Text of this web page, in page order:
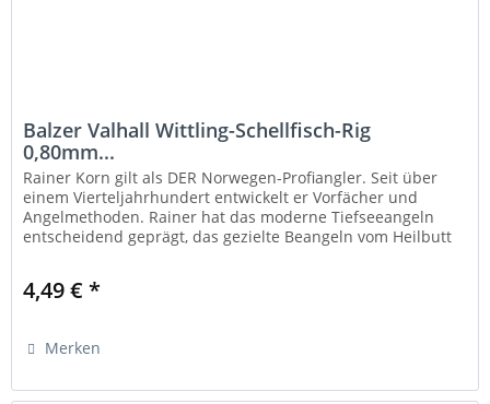
Balzer Valhall Wittling-Schellfisch-Rig
0,80mm...
Rainer Korn gilt als DER Norwegen-Profiangler. Seit über
einem Vierteljahrhundert entwickelt er Vorfächer und
Angelmethoden. Rainer hat das moderne Tiefseeangeln
entscheidend geprägt, das gezielte Beangeln vom Heilbutt
4,49 € *
Merken